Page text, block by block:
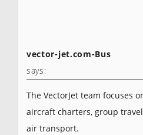
vector-jet.com-Bus
says:
The VectorJet team focuses
aircraft charters, group
air transport.